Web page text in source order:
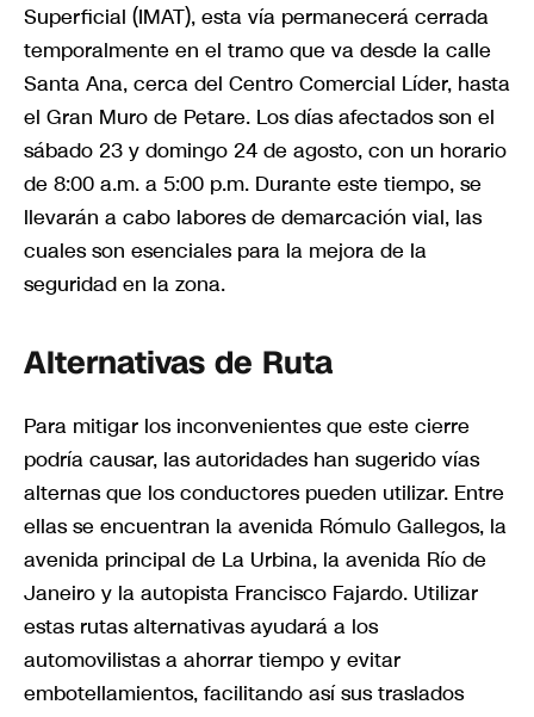
Superficial (IMAT), esta vía permanecerá cerrada
temporalmente en el tramo que va desde la calle
Santa Ana, cerca del Centro Comercial Líder, hasta
el Gran Muro de Petare. Los días afectados son el
sábado 23 y domingo 24 de agosto, con un horario
de 8:00 a.m. a 5:00 p.m. Durante este tiempo, se
llevarán a cabo labores de demarcación vial, las
cuales son esenciales para la mejora de la
seguridad en la zona.
Alternativas de Ruta
Para mitigar los inconvenientes que este cierre
podría causar, las autoridades han sugerido vías
alternas que los conductores pueden utilizar. Entre
ellas se encuentran la avenida Rómulo Gallegos, la
avenida principal de La Urbina, la avenida Río de
Janeiro y la autopista Francisco Fajardo. Utilizar
estas rutas alternativas ayudará a los
automovilistas a ahorrar tiempo y evitar
embotellamientos, facilitando así sus traslados